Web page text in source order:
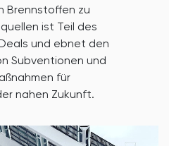
Brennstoffen zu
ist Teil des
und ebnet den
Subventionen und
für
nahen Zukunft.